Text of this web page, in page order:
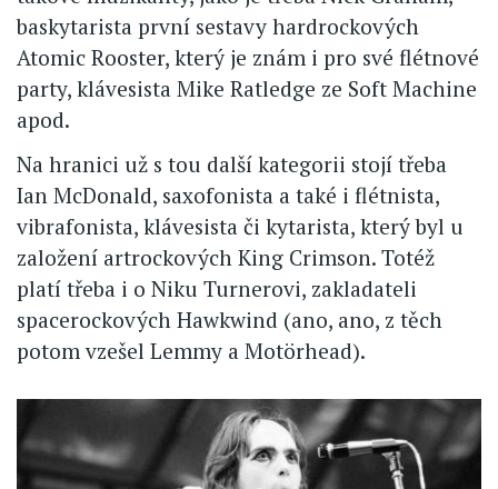
baskytarista první sestavy hardrockových
Atomic Rooster, který je znám i pro své flétnové
party, klávesista Mike Ratledge ze Soft Machine
apod.
Na hranici už s tou další kategorii stojí třeba
Ian McDonald, saxofonista a také i flétnista,
vibrafonista, klávesista či kytarista, který byl u
založení artrockových King Crimson. Totéž
platí třeba i o Niku Turnerovi, zakladateli
spacerockových Hawkwind (ano, ano, z těch
potom vzešel Lemmy a Motörhead).